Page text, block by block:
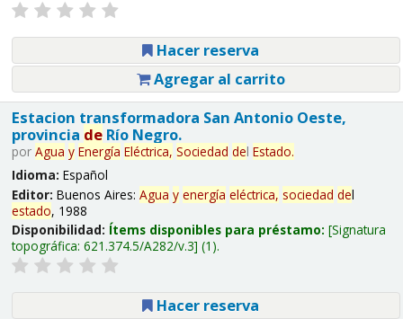
Hacer reserva
Agregar al carrito
Estacion transformadora San Antonio Oeste,
provincia deRío Negro.
por Agua y Energía Eléctrica, Sociedad del Estado.
Idioma: Español
Editor: Buenos Aires: Agua y energía eléctrica, sociedad del
estado, 1988
Disponibilidad: Ítems disponibles para préstamo: Signatura
topográfica: 621.374.5/A282/v.3 (1).
Hacer reserva